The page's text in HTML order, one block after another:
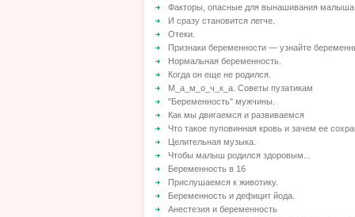
Факторы, опасные для вынашивания
И сразу становится легче.
Отеки.
Признаки беременности — узнайте
Нормальная беременность.
Когда он еще не родился.
М_а_м_о_ч_к_а. Советы пузатикам
"Беременность" мужчины.
Как мы двигаемся и развиваемся
Что такое пуповинная кровь и зачем ее
Целительная музыка.
Чтобы малыш родился здоровым...
Беременность в 16
Прислушаемся к животику.
Беременность и дефицит йода.
Анестезия и беременность